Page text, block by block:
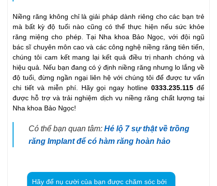
Niềng răng không chỉ là giải pháp dành riêng cho các bạn trẻ
mà bất kỳ độ tuổi nào cũng có thể thực hiện nếu sức khỏe
răng miệng cho phép. Tại Nha khoa Bảo Ngọc, với đội ngũ
bác sĩ chuyên môn cao và các công nghệ niềng răng tiên tiến,
chúng tôi cam kết mang lại kết quả điều trị nhanh chóng và
hiệu quả. Nếu bạn đang có ý định niềng răng nhưng lo lắng về
độ tuổi, đừng ngần ngại liên hệ với chúng tôi để được tư vấn
chi tiết và miễn phí. Hãy gọi ngay hotline0333.235.115 để
được hỗ trợ và trải nghiệm dịch vụ niềng răng chất lượng tại
Nha khoa Bảo Ngọc!
Có thể bạn quan tâm: Hé lộ 7 sự thật về trồng
răng Implant để có hàm răng hoàn hảo
Hãy để nụ cười của bạn được chăm sóc bởi